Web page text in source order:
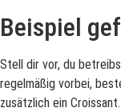
Beispiel
Stell dir vor, du
regelmäßig vorbei,
zusätzlich ein